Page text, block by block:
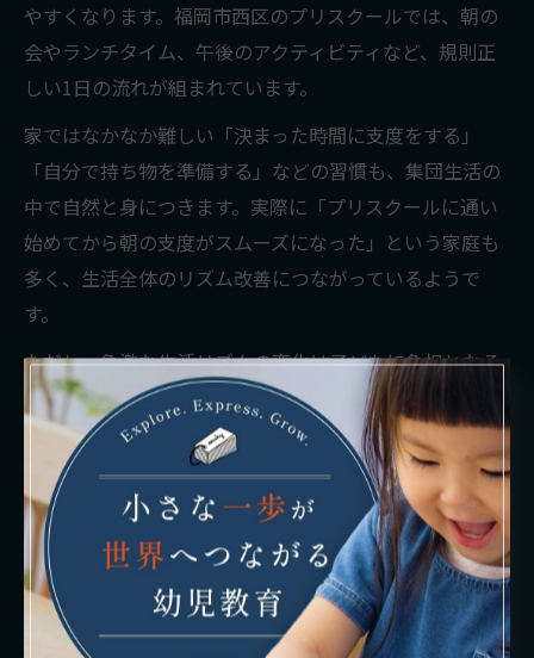
やすくなります。福岡市西区のプリスクールでは、朝の
会やランチタイム、午後のアクティビティなど、規則正
しい1日の流れが組まれています。
家ではなかなか難しい「決まった時間に支度をする」
「自分で持ち物を準備する」などの習慣も、集団生活の
中で自然と身につきます。実際に「プリスクールに通い
始めてから朝の支度がスムーズになった」という家庭も
多く、生活全体のリズム改善につながっているようで
す。
ただし、急激な生活リズムの変化は子どもに負担となる
こともあるため、入園前に少しずつ早寝早起きを練習す
ることや、週末もリズムを崩さない工夫が大切です。無
理なく新しい生活に慣れていくことを意識しましょう。
共働き家庭が選ぶプリスクールのポイント
共働き家庭にとって、プリスクール選びで重視すべきは
預かり時間の柔軟性や急な延長対応、そして病児保育の